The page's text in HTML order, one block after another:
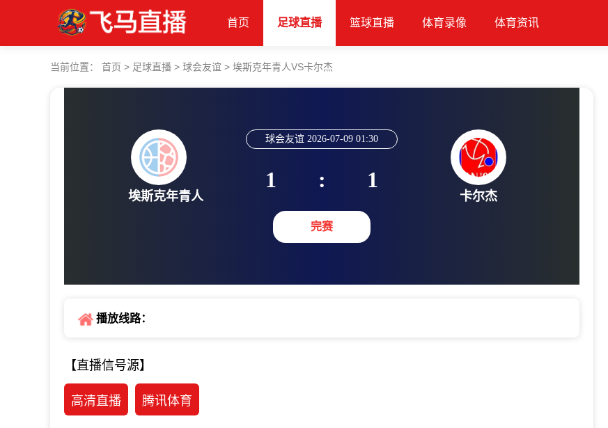
首页 足球直播 篮球直播 体育录像 体育资讯
当前位置： 首页 > 足球直播 > 球会友谊 > 埃斯克年青人VS卡尔杰
埃斯克年青人
球会友谊 2026-07-09 01:30
1 : 1
完赛
卡尔杰
播放线路：
【直播信号源】
高清直播 腾讯体育